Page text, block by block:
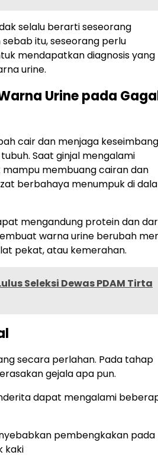
selalu berarti seseorang
sebab itu, seseorang perlu
mendapatkan diagnosis yang
urine.
Urine pada
cair dan menjaga
Saat ginjal mengalami
mampu membuang cairan dan
berbahaya menumpuk di
mengandung protein dan
warna urine berubah
pekat, atau kemerahan.
Seleksi Dewas PDAM Tirta
secara perlahan. Pada tahap
gejala apa pun.
dapat mengalami
pembengkakan pada
kaki